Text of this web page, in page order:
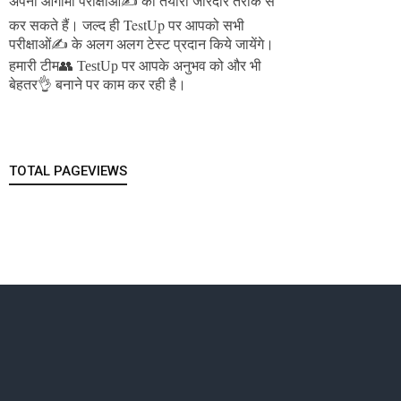
कर सकते हैं।जल्द ही TestUp पर आपको सभी
परीक्षाओं✍️ के अलग अलग टेस्ट प्रदान किये जायेंगे।
हमारी टीम👥 TestUp पर आपके अनुभव को और भी
बेहतर👌 बनाने पर काम कर रही है।
TOTAL PAGEVIEWS